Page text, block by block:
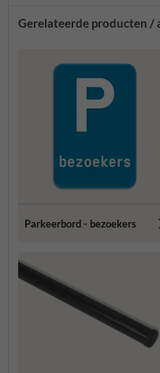
Gerelateerde producten /
Parkeerbord - bezoekers